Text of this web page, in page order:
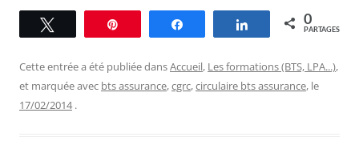
Partagez 0
PARTAGES
Cette entrée a été publiée dansAccueil, Les formations (BTS, LPA...),
et marquée avec bts assurance,cgrc,circulaire bts assurance, le
17/02/2014 .